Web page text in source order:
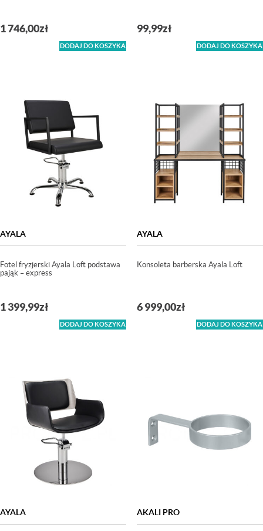
1 746,00zł
DODAJ DO KOSZYKA
99,99zł
DODAJ DO KOSZYKA
AYALA
Fotel fryzjerski Ayala Loft podstawa
pająk – express
1 399,99zł
DODAJ DO KOSZYKA
AYALA
Konsoleta barberska Ayala Loft
6 999,00zł
DODAJ DO KOSZYKA
AYALA AKALI PRO